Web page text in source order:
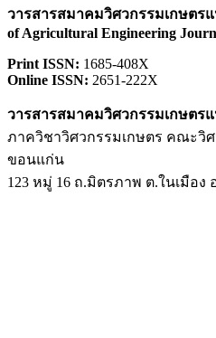
วารสารสมาคมวิศวกรรมเกษตรแ
of Agricultural Engineering
Print ISSN: 1685-408X
Online ISSN: 2651-222X
วารสารสมาคมวิศวกรรมเกษตร
ภาควิชาวิศวกรรมเกษตร คณะวิ
ขอนแก่น
123 หมู่ 16 ถ.มิตรภาพ ต.ในเมือง